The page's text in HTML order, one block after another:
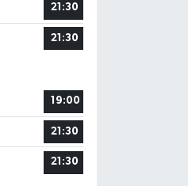
21:30
21:30
19:00
21:30
21:30